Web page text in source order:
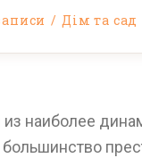
Дім та сад
наиболее